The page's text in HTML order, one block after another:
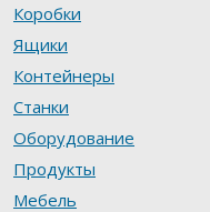
Коробки
Ящики
Контейнеры
Станки
Оборудование
Продукты
Мебель